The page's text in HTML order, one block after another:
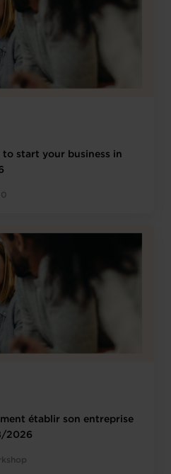
start your business in
établir son entreprise
2026